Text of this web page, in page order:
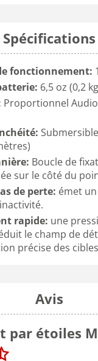
Spécifications
fonctionnement:
6,5 oz (0,2
Proportionnel
Boucle de
sur le côté du
de perte: émet
rapide: une
le champ de
précise des
Avis
par étoiles